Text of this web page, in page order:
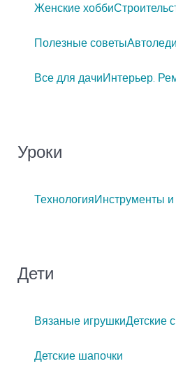
Женские хобби
Полезные советы
Все для дачиИнтерьер.
Уроки
ТехнологияИнструменты
Дети
Вязаные игрушкиДетские
Детские шапочки